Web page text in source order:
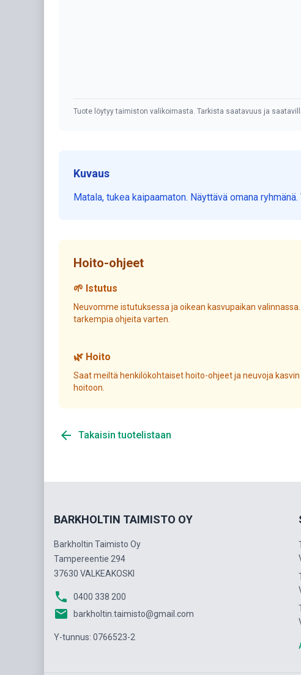
Tuote löytyy taimiston valikoimasta. Tarkista saatavuus ja
Kuvaus
Matala, tukea kaipaamaton. Näyttävä omana
Hoito-ohjeet
🌱 Istutus
Neuvomme istutuksessa ja oikean kasvupaikan
tarkempia ohjeita varten.
🌿 Hoito
Saat meiltä henkilökohtaiset hoito-ohjeet ja neuvoja
hoitoon.
arrow_back Takaisin tuotelistaan
BARKHOLTIN TAIMISTO OY
Barkholtin Taimisto Oy
Tampereentie 294
37630 VALKEAKOSKI
phone 0400 338 200
email barkholtin.taimisto@gmail.com
Y-tunnus: 0766523-2